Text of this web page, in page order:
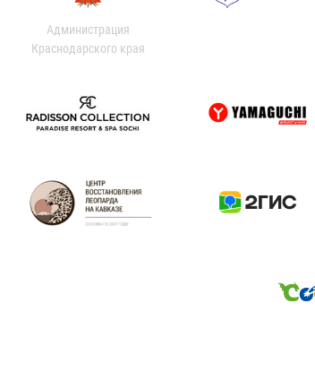
Администрация
Краснодарского края